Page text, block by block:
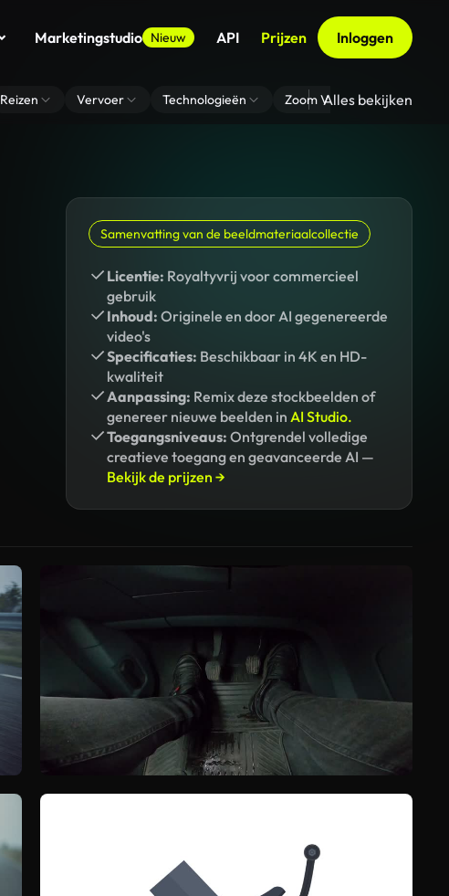
Marketingstudio Nieuw API Prijzen Inloggen
Reizen Vervoer Technologieën Zoom Virtuele
Alles bekijken
Samenvatting van de beeldmateriaalcollectie
Licentie: Royaltyvrij voor commercieel
gebruik
Inhoud: Originele en door AI gegenereerde
video's
Specificaties: Beschikbaar in 4K en HD-
kwaliteit
Aanpassing: Remix deze stockbeelden of
genereer nieuwe beelden in AI Studio.
Toegangsniveaus: Ontgrendel volledige
creatieve toegang en geavanceerde AI —
Bekijk de prijzen →